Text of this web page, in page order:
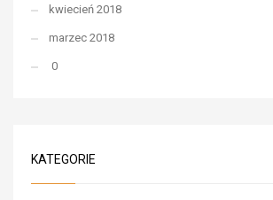
kwiecień 2018
marzec 2018
0
KATEGORIE